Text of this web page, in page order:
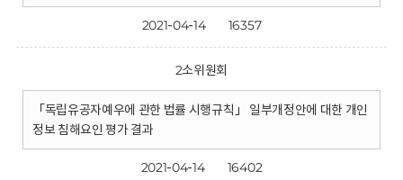
2021-04-14 16357
2소위원회
「독립유공자예우에 관한 법률 시행규칙」 일부개정안에 대한 개인
정보 침해요인 평가 결과
2021-04-14 16402